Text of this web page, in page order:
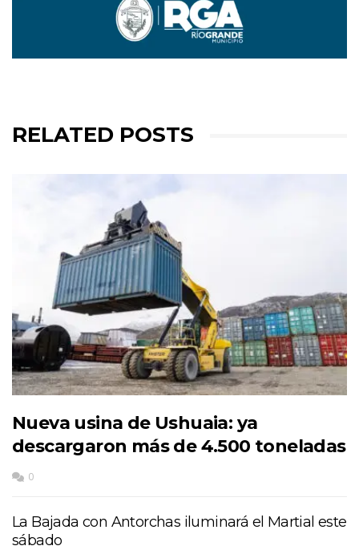
RELATED POSTS
Nueva usina de Ushuaia: ya
descargaron más de 4.500 toneladas
0
La Bajada con Antorchas iluminará el Martial este
sábado